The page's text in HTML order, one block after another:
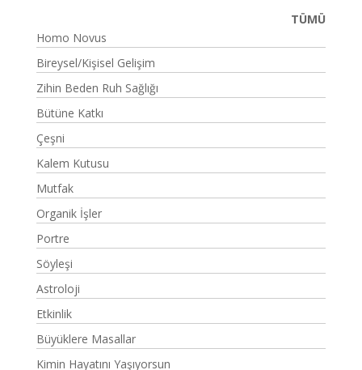
TÜMÜ
Homo Novus
Bireysel/Kişisel Gelişim
Zihin Beden Ruh Sağlığı
Bütüne Katkı
Çeşni
Kalem Kutusu
Mutfak
Organik İşler
Portre
Söyleşi
Astroloji
Etkinlik
Büyüklere Masallar
Kimin Hayatını Yaşıyorsun